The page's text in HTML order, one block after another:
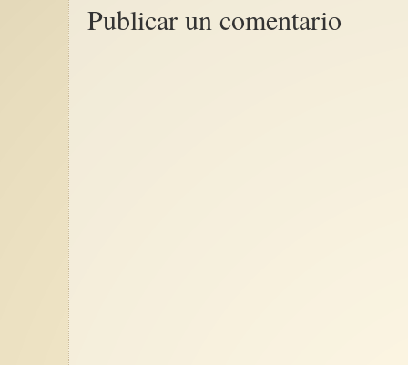
Publicar un comentario